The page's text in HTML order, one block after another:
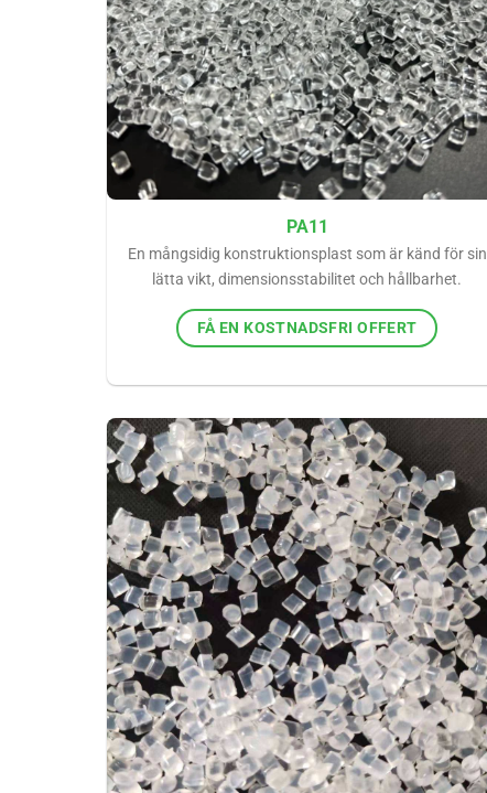
PA11
En mångsidig konstruktionsplast som är känd för sin
lätta vikt, dimensionsstabilitet och hållbarhet.
FÅ EN KOSTNADSFRI OFFERT